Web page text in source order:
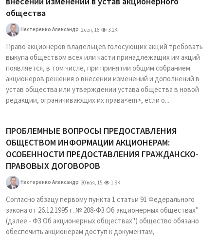
общества
Нестеренко Александр 2 сен, 16 3.2K
Право акционеров владельцев голосующих акций требовать
выкупа обществом всех или части принадлежащих им акций
появляется, в том числе, при принятии общим собранием
акционеров решения о внесении изменений и дополнений в
устав общества или утверждении устава общества в новой
редакции, ограничивающих их права<em>, если о...
ПРОБЛЕМНЫЕ ВОПРОСЫ ПРЕДОСТАВЛЕНИЯ
ОБЩЕСТВОМ ИНФОРМАЦИИ АКЦИОНЕРАМ:
ОСОБЕННОСТИ ПРЕДОСТАВЛЕНИЯ ГРАЖДАНСКО-
ПРАВОВЫХ ДОГОВОРОВ
Нестеренко Александр 30 ноя, 15 1.9K
Согласно абзацу первому пункта 1 статьи 91 Федерального
закона от 26.12.1995 г. № 208-ФЗ Об акционерных обществах"
(далее - ФЗ Об акционерных обществах") общество обязано
обеспечить акционерам доступ к документам,